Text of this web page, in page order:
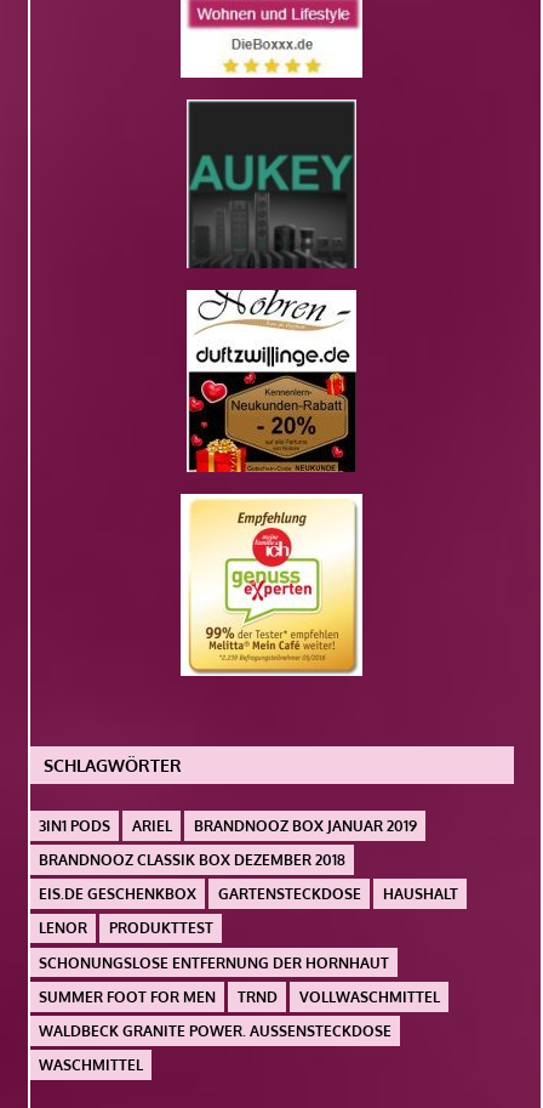
SCHLAGWÖRTER
3IN1 PODS ARIEL
BRANDNOOZ BOX JANUAR 2019
BRANDNOOZ CLASSIK BOX DEZEMBER 2018
EIS.DE GESCHENKBOX
GARTENSTECKDOSE
HAUSHALT
LENOR
PRODUKTTEST
SCHONUNGSLOSE ENTFERNUNG DER HORNHAUT
SUMMER FOOT FOR MEN
TRND
VOLLWASCHMITTEL
WALDBECK GRANITE POWER. AUSSENSTECKDOSE
WASCHMITTEL